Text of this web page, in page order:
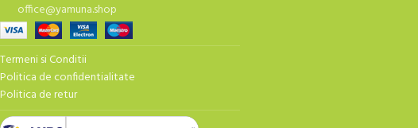
office@yamuna.shop
Termeni si Conditii
Politica de confidentialitate
Politica de retur